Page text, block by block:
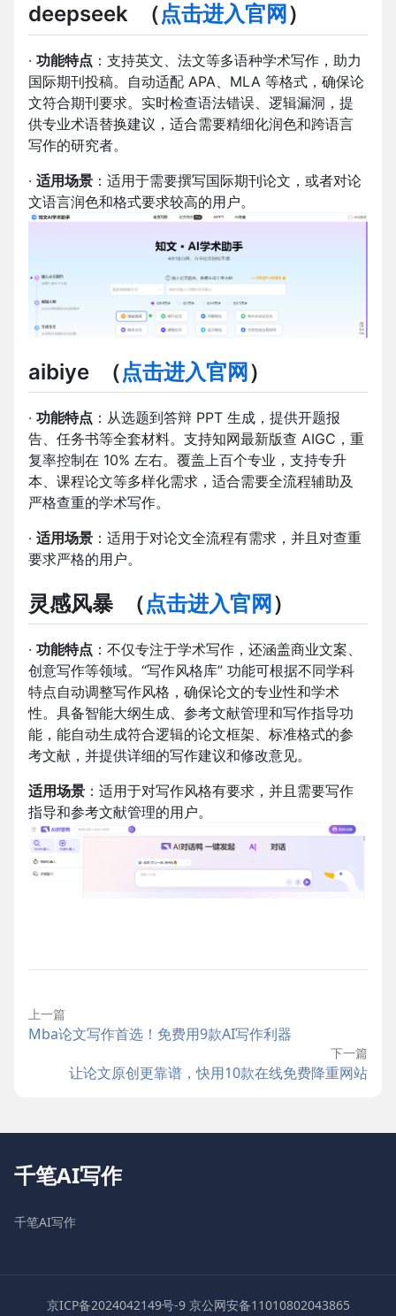
deepseek （点击进入官网 ）
· 功能特点 ：支持英文、法文等多语种学术写作，助力
国际期刊投稿。自动适配 APA、MLA 等格式，确保论
文符合期刊要求。实时检查语法错误、逻辑漏洞，提
供专业术语替换建议，适合需要精细化润色和跨语言
写作的研究者。
· 适用场景 ：适用于需要撰写国际期刊论文，或者对论
文语言润色和格式要求较高的用户。
aibiye （点击进入官网 ）
· 功能特点 ：从选题到答辩 PPT 生成，提供开题报
告、任务书等全套材料。支持知网最新版查 AIGC，重
复率控制在 10% 左右。覆盖上百个专业，支持专升
本、课程论文等多样化需求，适合需要全流程辅助及
严格查重的学术写作。
· 适用场景 ：适用于对论文全流程有需求，并且对查重
要求严格的用户。
灵感风暴（点击进入官网 ）
· 功能特点 ：不仅专注于学术写作，还涵盖商业文案、
创意写作等领域。“写作风格库” 功能可根据不同学科
特点自动调整写作风格，确保论文的专业性和学术
性。具备智能大纲生成、参考文献管理和写作指导功
能，能自动生成符合逻辑的论文框架、标准格式的参
考文献，并提供详细的写作建议和修改意见。
适用场景 ：适用于对写作风格有要求，并且需要写作
指导和参考文献管理的用户。
上一篇
Mba论文写作首选！免费用9款AI写作利器
下一篇
让论文原创更靠谱，快用10款在线免费降重网站
千笔AI写作
千笔AI写作
京ICP备2024042149号-9 京公网安备11010802043865